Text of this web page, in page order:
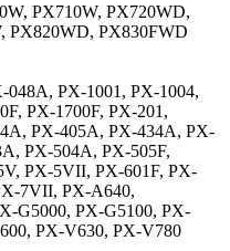
PX710W, PX720WD,
PX820WD, PX830FWD
PX-1001, PX-1004,
PX-1700F, PX-201,
PX-405A, PX-434A, PX-
PX-504A, PX-505F,
PX-5VII, PX-601F, PX-
7VII, PX-A640,
G5000, PX-G5100, PX-
PX-V630, PX-V780